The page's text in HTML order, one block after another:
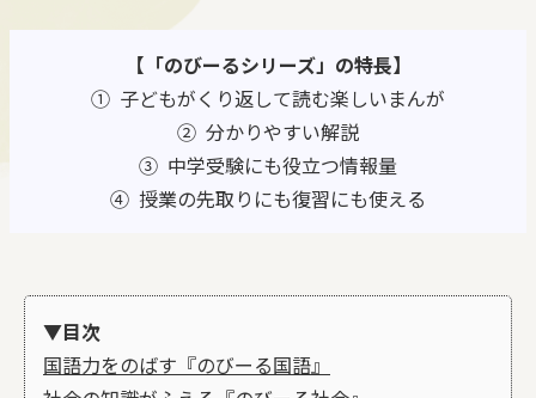
【「のびーるシリーズ」の特長】
① 子どもがくり返して読む楽しいまんが
② 分かりやすい解説
③ 中学受験にも役立つ情報量
④ 授業の先取りにも復習にも使える
▼目次
国語力をのばす『のびーる国語』